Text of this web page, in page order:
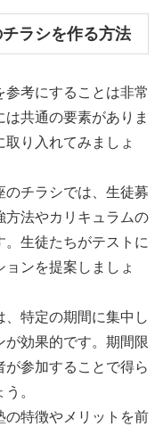
ラシを作る方法
考にすることは非常
共通の要素がありま
り入れてみましょ
チラシでは、生徒募
方法やカリキュラムの
生徒たちがテストに
ンを提案しましょ
、特定の期間に集中し
が効果的です。期間限
参加することで得ら
。
の特徴やメリットを前